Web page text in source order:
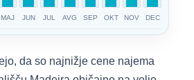
MAJ JUN JUL AVG SEP OKT NOV DEC
da so najnižje cene najema